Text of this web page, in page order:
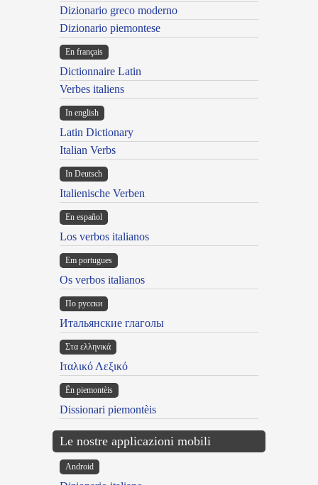
Dizionario greco moderno
Dizionario piemontese
En français
Dictionnaire Latin
Verbes italiens
In english
Latin Dictionary
Italian Verbs
In Deutsch
Italienische Verben
En español
Los verbos italianos
Em portugues
Os verbos italianos
По русски
Итальянские глаголы
Στα ελληνικά
Ιταλικό Λεξικό
Ën piemontèis
Dissionari piemontèis
Le nostre applicazioni mobili
Android